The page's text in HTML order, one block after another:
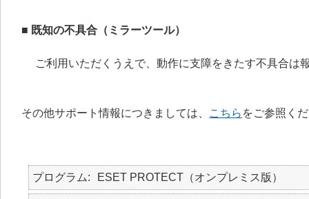
■ 既知の不具合（ミラーツール）
ご利用いただくうえで、動作に支障をきたす不具合は
その他サポート情報につきましては、 こちら をご参照く
プログラム ESET PROTECT（オンプレミス版）